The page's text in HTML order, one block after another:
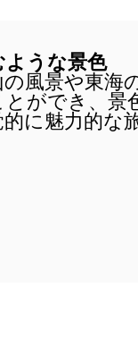
ような景色
風景や東海
とができ、景
に魅力的な